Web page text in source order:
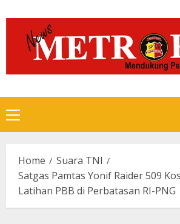
to
content
Primary
Menu
Home
Suara TNI
Satgas Pamtas Yonif Raider 509
Latihan PBB di Perbatasan RI-PNG